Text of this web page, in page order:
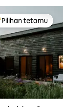
utama tetamu
Pilihan tetamu